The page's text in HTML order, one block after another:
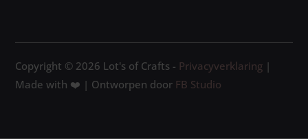
Copyright © 2026 Lot's of Crafts - Privacyverklaring |
Made with ❤️ | Ontworpen door FB Studio